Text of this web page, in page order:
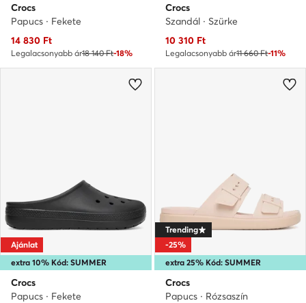
Crocs
Papucs · Fekete
Aktuális ár
14 830 Ft
Legalacsonyabb ár18 140 Ft-18%
Crocs
Szandál · Szürke
Aktuális ár
10 310 Ft
Legalacsonyabb ár11 660 Ft-11%
extra 10% Kód: SUMMER
Ajánlat
Crocs
Papucs · Fekete
extra 25% Kód: SUMMER
Trending
-25%
Crocs
Papucs · Rózsaszín